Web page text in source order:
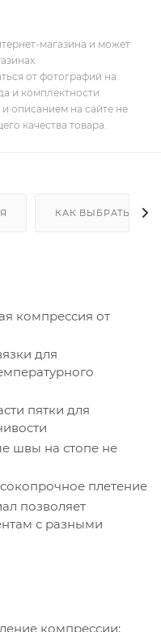
магазина и может
от фотографий на
и комплектности
описанием на сайте не
качества товара.
КАК ВЫБРАТЬ
компрессия от
для
пятки для
швы на стопе не
плетение
позволяет
с разными
компрессии;